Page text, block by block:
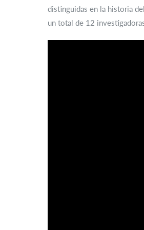
distinguidas en la historia
un total de 12